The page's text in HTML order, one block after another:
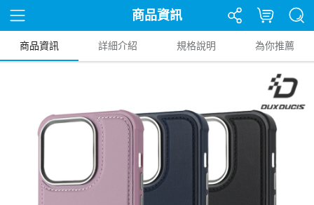
商品資訊
商品資訊 詳細介紹 規格說明 為你推薦